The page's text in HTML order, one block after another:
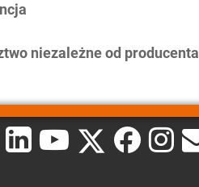
niezależne od producenta